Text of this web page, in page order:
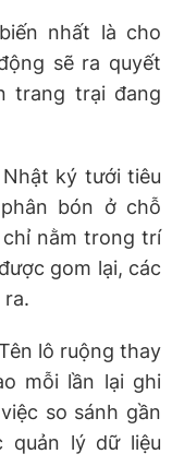
nhất là cho
sẽ ra quyết
trang trại đang
ký tưới tiêu
bón ở chỗ
nằm trong trí
gom lại, các
ra.
lô ruộng thay
mỗi lần lại ghi
so sánh gần
quản lý dữ liệu